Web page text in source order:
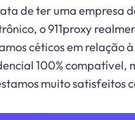
de ter uma empresa
o 911proxy
céticos em relação à
100% compatível,
muito satisfeitos